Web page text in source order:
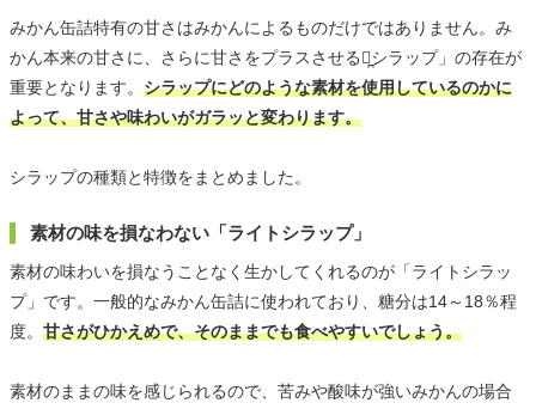
みかん缶詰特有の甘さはみかんによるものだけではありません。み
かん本来の甘さに、さらに甘さをプラスさせる「̪シラップ」の存在が
重要となります。 シラップにどのような素材を使用しているのかに
よって、甘さや味わいがガラッと変わります。
シラップの種類と特徴をまとめました。
素材の味を損なわない「ライトシラップ」
素材の味わいを損なうことなく生かしてくれるのが「ライトシラッ
プ」です。一般的なみかん缶詰に使われており、糖分は14～18％程
度。 甘さがひかえめで、そのままでも食べやすいでしょう。
素材のままの味を感じられるので、苦みや酸味が強いみかんの場合